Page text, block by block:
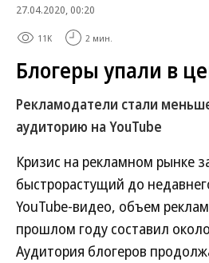
27.04.2020, 00:20
11K 2 мин.
Блогеры упали в
Рекламодатели стали
аудиторию на YouTube
Кризис на рекламном рынке
быстрорастущий до
YouTube-видео, объем
прошлом году составил
Аудитория блогеров